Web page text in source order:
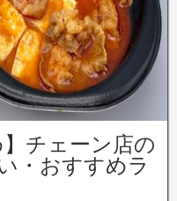
】チェーン店の
・おすすめラ